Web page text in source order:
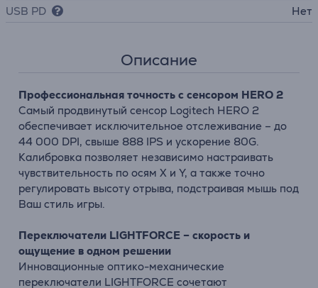
USB PD Нет
Описание
Профессиональная точность с сенсором HERO 2
Самый продвинутый сенсор Logitech HERO 2
обеспечивает исключительное отслеживание – до
44 000 DPI, свыше 888 IPS и ускорение 80G.
Калибровка позволяет независимо настраивать
чувствительность по осям X и Y, а также точно
регулировать высоту отрыва, подстраивая мышь под
Ваш стиль игры.
Переключатели LIGHTFORCE – скорость и
ощущение в одном решении
Инновационные оптико-механические
переключатели LIGHTFORCE сочетают